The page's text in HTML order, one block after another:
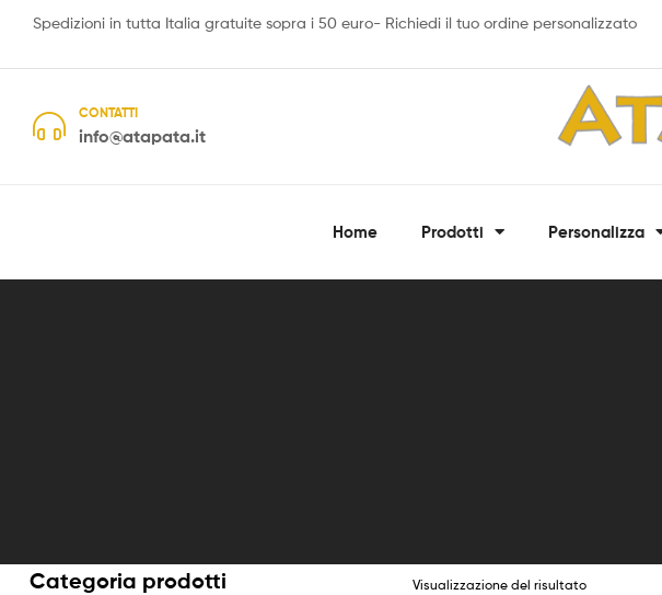
Spedizioni in tutta Italia gratuite sopra i 50 euro- Richiedi il tuo ordine personalizzato
CONTATTI
info@atapata.it
Bandane,
multiuso
Home Prodotti Personalizza
Visualizzazione del risultato
Categoria prodotti